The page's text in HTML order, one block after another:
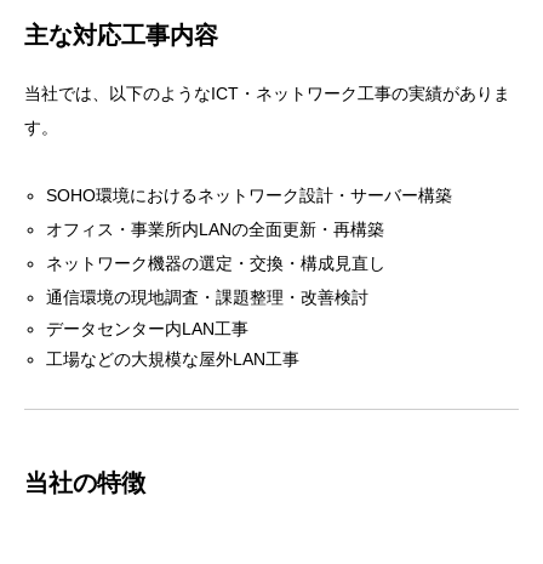
主な対応工事内容
当社では、以下のようなICT・ネットワーク工事の実績がありま
す。
SOHO環境におけるネットワーク設計・サーバー構築
オフィス・事業所内LANの全面更新・再構築
ネットワーク機器の選定・交換・構成見直し
通信環境の現地調査・課題整理・改善検討
データセンター内LAN工事
工場などの大規模な屋外LAN工事
当社の特徴